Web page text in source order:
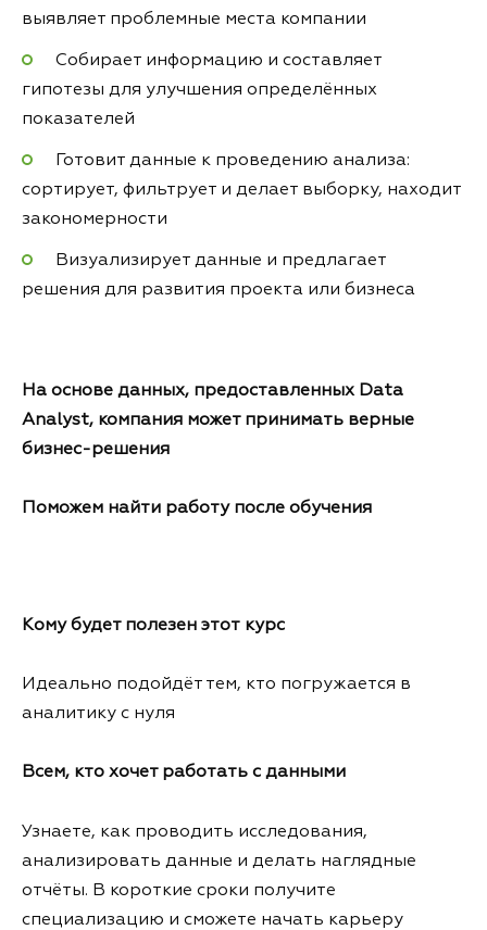
выявляет проблемные места компании
Собирает информацию и составляет
гипотезы для улучшения определённых
показателей
Готовит данные к проведению анализа:
сортирует, фильтрует и делает выборку, находит
закономерности
Визуализирует данные и предлагает
решения для развития проекта или бизнеса
На основе данных, предоставленных Data
Analyst, компания может принимать верные
бизнес-решения
Поможем найти работу после обучения
Кому будет полезен этот курс
Идеально подойдёт тем, кто погружается в
аналитику с нуля
Всем, кто хочет работать с данными
Узнаете, как проводить исследования,
анализировать данные и делать наглядные
отчёты. В короткие сроки получите
специализацию и сможете начать карьеру